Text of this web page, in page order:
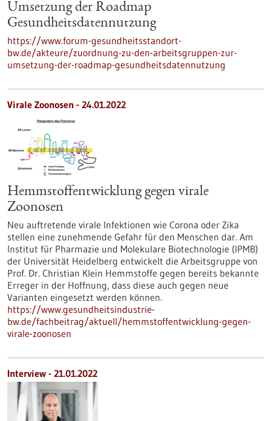
Umsetzung der Roadmap
Gesundheitsdatennutzung
https://www.forum-gesundheitsstandort-
bw.de/akteure/zuordnung-zu-den-arbeitsgruppen-zur-
umsetzung-der-roadmap-gesundheitsdatennutzung
Virale Zoonosen - 24.01.2022
Hemmstoffentwicklung gegen virale
Zoonosen
Neu auftretende virale Infektionen wie Corona oder Zika
stellen eine zunehmende Gefahr für den Menschen dar. Am
Institut für Pharmazie und Molekulare Biotechnologie (IPMB)
der Universität Heidelberg entwickelt die Arbeitsgruppe von
Prof. Dr. Christian Klein Hemmstoffe gegen bereits bekannte
Erreger in der Hoffnung, dass diese auch gegen neue
Varianten eingesetzt werden können.
https://www.gesundheitsindustrie-
bw.de/fachbeitrag/aktuell/hemmstoffentwicklung-gegen-
virale-zoonosen
Interview - 21.01.2022